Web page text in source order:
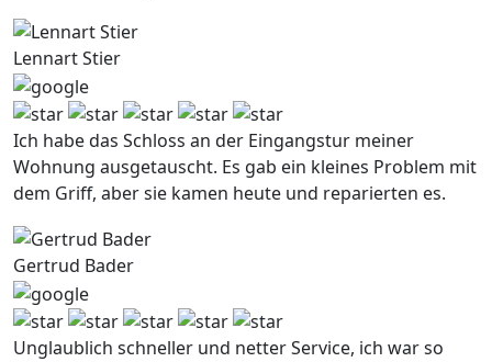
Lennart Stier
Ich habe das Schloss an der Eingangstur meiner
Wohnung ausgetauscht. Es gab ein kleines Problem mit
dem Griff, aber sie kamen heute und reparierten es.
Gertrud Bader
Unglaublich schneller und netter Service, ich war so